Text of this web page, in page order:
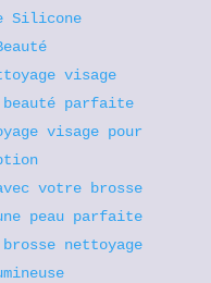
Silicone
visage
parfaite
visage pour
votre brosse
peau parfaite
nettoyage